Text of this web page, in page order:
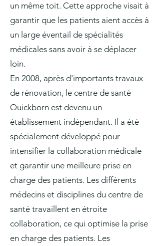
un même toit. Cette approche visait à
garantir que les patients aient accès à
un large éventail de spécialités
médicales sans avoir à se déplacer
loin.
En 2008, après d'importants travaux
de rénovation, le centre de santé
Quickborn est devenu un
établissement indépendant. Il a été
spécialement développé pour
intensifier la collaboration médicale
et garantir une meilleure prise en
charge des patients. Les différents
médecins et disciplines du centre de
santé travaillent en étroite
collaboration, ce qui optimise la prise
en charge des patients. Les